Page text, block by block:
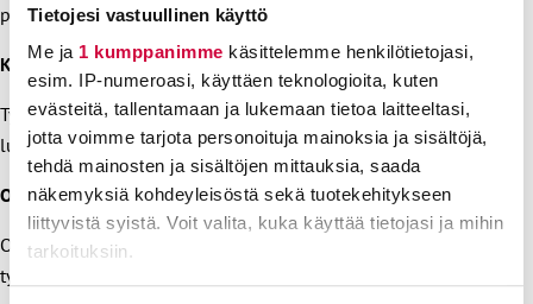
Tietojesi vastuullinen käyttö
Me ja 1 kumppanimme käsittelemme henkilötietojasi,
esim. IP-numeroasi, käyttäen teknologioita, kuten
evästeitä, tallentamaan ja lukemaan tietoa laitteeltasi,
jotta voimme tarjota personoituja mainoksia ja sisältöjä,
tehdä mainosten ja sisältöjen mittauksia, saada
näkemyksiä kohdeyleisöstä sekä tuotekehitykseen
liittyvistä syistä. Voit valita, kuka käyttää tietojasi ja mihin
tarkoituksiin.
puheenjohtajat.
Keskeinen sisältö
Työmarkkinatilanne, mahdolliset lakimuutokset,
luottamustehtävässä toimiminen.
Osaamistavoitteet
Osaa soveltaa muuttunutta lainsäädäntöä,
työmarkkinatilanteen ymmärrys.